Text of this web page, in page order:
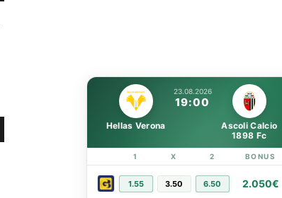
23.08.2026
19:00
Hellas Verona
Ascoli Calcio
1898 Fc
1 X 2 BONUS
1.55 3.50 6.50 2.050€